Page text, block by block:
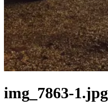
img_7863-1.jpg